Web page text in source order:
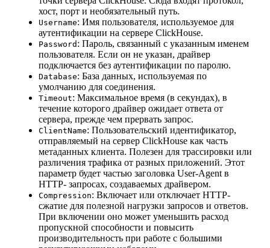
хост, порт и необязательный путь.
Username: Имя пользователя, используемое для
аутентификации на сервере ClickHouse.
Password : Пароль, связанный с указанным именем
пользователя. Если он не указан, драйвер
подключается без аутентификации по паролю.
Database: База данных, используемая по
умолчанию для соединения.
Timeout: Максимальное время (в секундах), в
течение которого драйвер ожидает ответа от
сервера, прежде чем прервать запрос.
ClientName: Пользовательский идентификатор,
отправляемый на сервер ClickHouse как часть
метаданных клиента. Полезен для трассировки или
различения трафика от разных приложений. Этот
параметр будет частью заголовка User-Agent в
HTTP- запросах, создаваемых драйвером.
Compression: Включает или отключает HTTP-
сжатие для полезной нагрузки запросов и ответов.
При включении оно может уменьшить расход
пропускной способности и повысить
производительность при работе с большими